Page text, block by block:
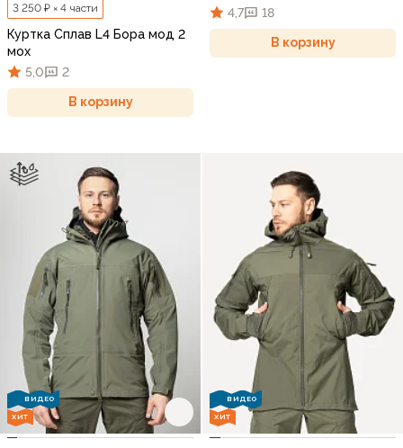
3 250 ₽ × 4 части
Куртка Сплав L4 Бора мод 2
мох
5,0
2
В корзину
4,7 18
В корзину
ВИДЕО
ХИТ
ВИДЕО
ХИТ